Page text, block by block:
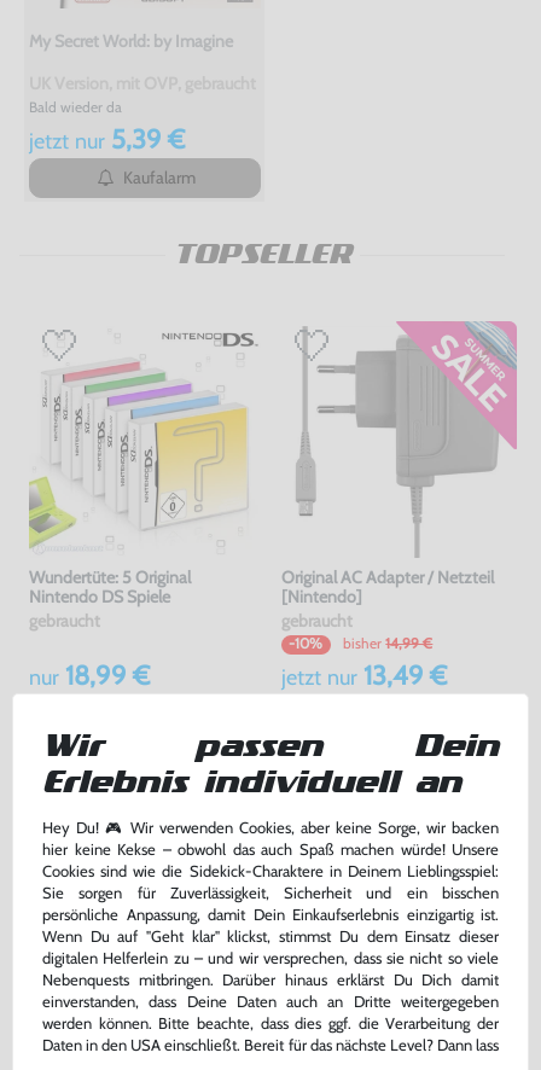
My Secret World: by Imagine
Bald wieder da
jetzt nur5,39 €
Kaufalarm
TOPSELLER
Wundertüte: 5 Original
Nintendo DS Spiele
gebraucht
nur18,99 €
Original AC Adapter / Netzteil
[Nintendo]
gebraucht
-10% bisher 14,99 €
jetzt nur13,49 €
Original AC Adapter / Netzteil
[Nintendo]
sehr guter Zustand, gebraucht
New Super Mario Bros.
DE Version, Modul, gebraucht
Wir passen Dein
Erlebnis individuell an
Hey Du! 🎮 Wir verwenden Cookies, aber keine Sorge, wir backen
hier keine Kekse – obwohl das auch Spaß machen würde! Unsere
Cookies sind wie die Sidekick-Charaktere in Deinem Lieblingsspiel:
Sie sorgen für Zuverlässigkeit, Sicherheit und ein bisschen
persönliche Anpassung, damit Dein Einkaufserlebnis einzigartig ist.
Wenn Du auf "Geht klar" klickst, stimmst Du dem Einsatz dieser
digitalen Helferlein zu – und wir versprechen, dass sie nicht so viele
Nebenquests mitbringen. Darüber hinaus erklärst Du Dich damit
einverstanden, dass Deine Daten auch an Dritte weitergegeben
werden können. Bitte beachte, dass dies ggf. die Verarbeitung der
Daten in den USA einschließt. Bereit für das nächste Level? Dann lass